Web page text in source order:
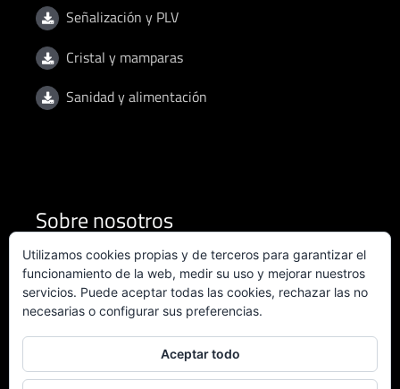
Señalización y PLV
Cristal y mamparas
Sanidad y alimentación
Sobre nosotros
Condiciones de uso
Política de privacidad
Política de calidad
Utilizamos cookies propias y de terceros para garantizar el
funcionamiento de la web, medir su uso y mejorar nuestros
servicios. Puede aceptar todas las cookies, rechazar las no
necesarias o configurar sus preferencias.
Aceptar todo